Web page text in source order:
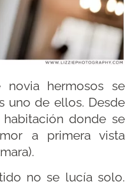
hermosos se
uno de ellos. Desde
donde se
a primera vista
no se lucía solo.